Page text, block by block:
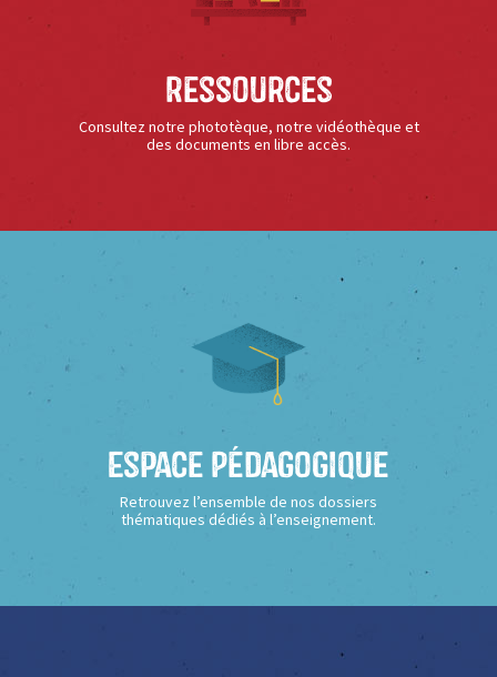
Ressources
Consultez notre phototèque, notre vidéothèque et
des documents en libre accès.
Espace Pédagogique
Retrouvez l’ensemble de nos dossiers
thématiques dédiés à l’enseignement.